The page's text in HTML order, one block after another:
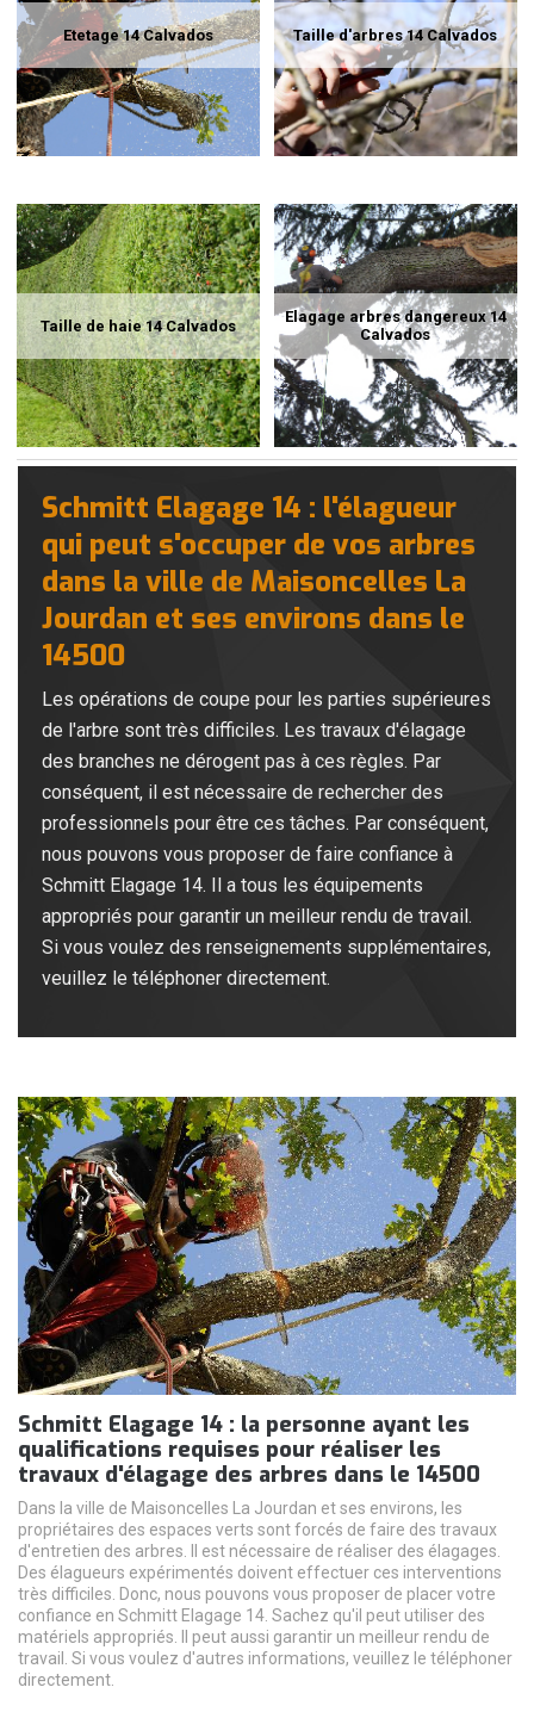
Etetage 14 Calvados Taille d'arbres 14 Calvados
Taille de haie 14 Calvados
Elagage arbres dangereux 14
Calvados
Schmitt Elagage 14 : l'élagueur
qui peut s'occuper de vos arbres
dans la ville de Maisoncelles La
Jourdan et ses environs dans le
14500
Les opérations de coupe pour les parties supérieures
de l'arbre sont très difficiles. Les travaux d'élagage
des branches ne dérogent pas à ces règles. Par
conséquent, il est nécessaire de rechercher des
professionnels pour être ces tâches. Par conséquent,
nous pouvons vous proposer de faire confiance à
Schmitt Elagage 14. Il a tous les équipements
appropriés pour garantir un meilleur rendu de travail.
Si vous voulez des renseignements supplémentaires,
veuillez le téléphoner directement.
Schmitt Elagage 14 : la personne ayant les
qualifications requises pour réaliser les
travaux d'élagage des arbres dans le 14500
Dans la ville de Maisoncelles La Jourdan et ses environs, les
propriétaires des espaces verts sont forcés de faire des travaux
d'entretien des arbres. Il est nécessaire de réaliser des élagages.
Des élagueurs expérimentés doivent effectuer ces interventions
très difficiles. Donc, nous pouvons vous proposer de placer votre
confiance en Schmitt Elagage 14. Sachez qu'il peut utiliser des
matériels appropriés. Il peut aussi garantir un meilleur rendu de
travail. Si vous voulez d'autres informations, veuillez le téléphoner
directement.